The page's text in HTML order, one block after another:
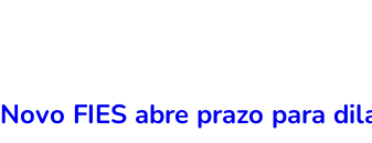
Novo FIES abre prazo para